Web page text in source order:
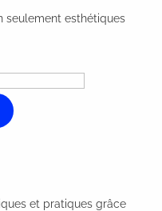
seulement esthétiques
et pratiques grâce